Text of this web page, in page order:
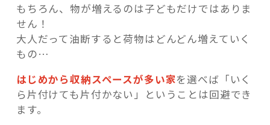
もちろん、物が増えるのは子どもだけではありま
せん！
大人だって油断すると荷物はどんどん増えていく
もの…
はじめから収納スペースが多い家を選べば「いく
ら片付けても片付かない」ということは回避でき
ます。